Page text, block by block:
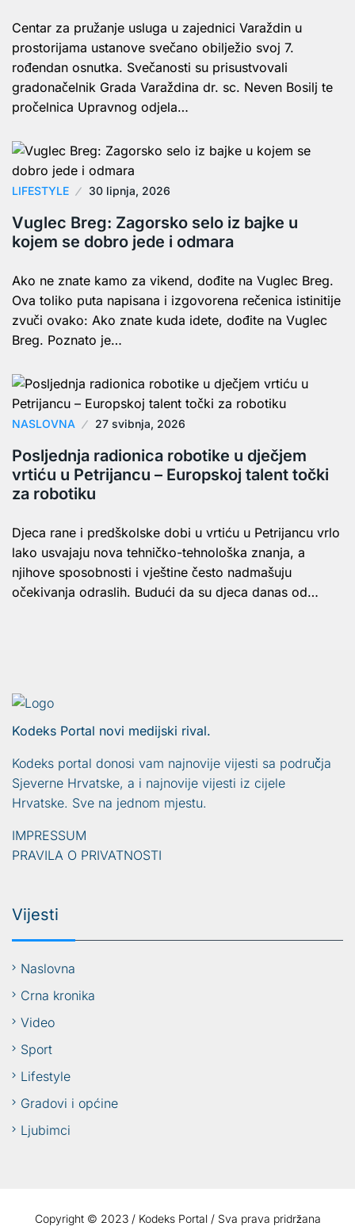
Centar za pružanje usluga u zajednici Varaždin u
prostorijama ustanove svečano obilježio svoj 7.
rođendan osnutka. Svečanosti su prisustvovali
gradonačelnik Grada Varaždina dr. sc. Neven Bosilj te
pročelnica Upravnog odjela…
LIFESTYLE 30 lipnja, 2026
Vuglec Breg: Zagorsko selo iz bajke u
kojem se dobro jede i odmara
Ako ne znate kamo za vikend, dođite na Vuglec Breg.
Ova toliko puta napisana i izgovorena rečenica istinitije
zvuči ovako: Ako znate kuda idete, dođite na Vuglec
Breg. Poznato je…
NASLOVNA 27 svibnja, 2026
Posljednja radionica robotike u dječjem
vrtiću u Petrijancu – Europskoj talent točki
za robotiku
Djeca rane i predškolske dobi u vrtiću u Petrijancu vrlo
lako usvajaju nova tehničko-tehnološka znanja, a
njihove sposobnosti i vještine često nadmašuju
očekivanja odraslih. Budući da su djeca danas od…
Kodeks Portal novi medijski rival.
Kodeks portal donosi vam najnovije vijesti sa područja
Sjeverne Hrvatske, a i najnovije vijesti iz cijele
Hrvatske. Sve na jednom mjestu.
IMPRESSUM
PRAVILA O PRIVATNOSTI
Vijesti
Naslovna
Crna kronika
Video
Sport
Lifestyle
Gradovi i općine
Ljubimci
Copyright © 2023 / Kodeks Portal / Sva prava pridržana